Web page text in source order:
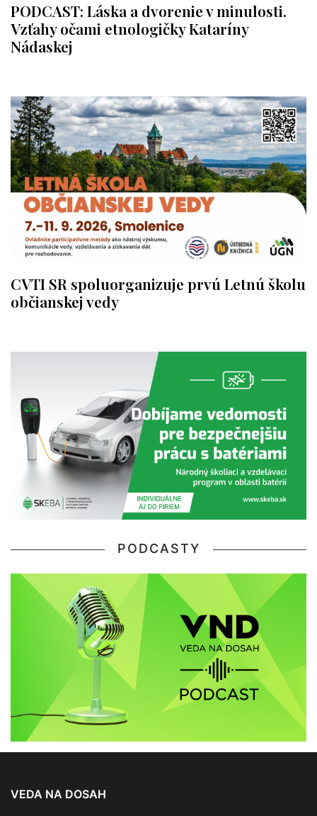
PODCAST: Láska a dvorenie v minulosti.
Vzťahy očami etnologičky Kataríny
Nádaskej
CVTI SR spoluorganizuje prvú Letnú školu
občianskej vedy
PODCASTY
VEDA NA DOSAH